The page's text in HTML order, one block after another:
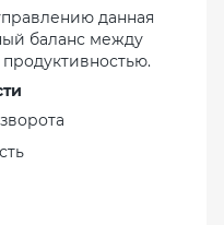
данная
баланс между